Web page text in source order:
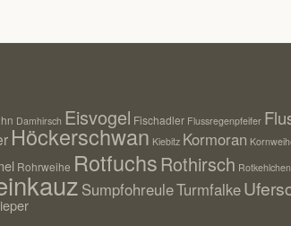
Damhirsch Eisvogel Fischadler Flussregenpfeifer
Höckerschwan Kiebitz Kormoran
Rohrweihe Rotfuchs Rothirsch Rotkehlchen
SumpfohreuleTurmfalke